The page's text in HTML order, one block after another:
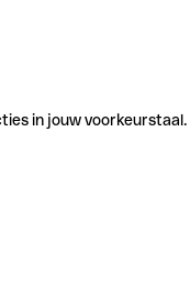
in jouw voorkeurstaal.